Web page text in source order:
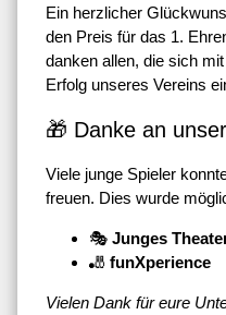
Ein herzlicher
den Preis für das 1.
danken allen, die sich
Erfolg unseres Vereins
🎁 Danke an
Viele junge Spieler
freuen. Dies wurde
🎭 Junges
🎳 funXperience
Vielen Dank für eure